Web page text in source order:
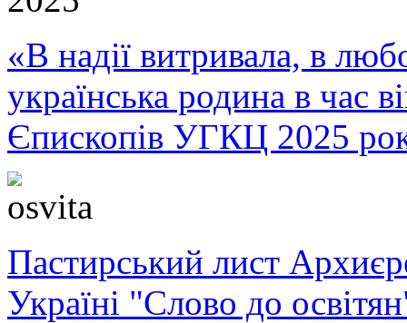
«В надії витривала, в
українська родина в час
Єпископів УГКЦ 2025
Пастирський лист
Україні "Слово до